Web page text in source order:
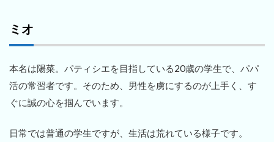
ミオ
本名は陽菜。パティシエを目指している20歳の学生で、パパ
活の常習者です。そのため、男性を虜にするのが上手く、す
ぐに誠の心を掴んでいます。
日常では普通の学生ですが、生活は荒れている様子です。